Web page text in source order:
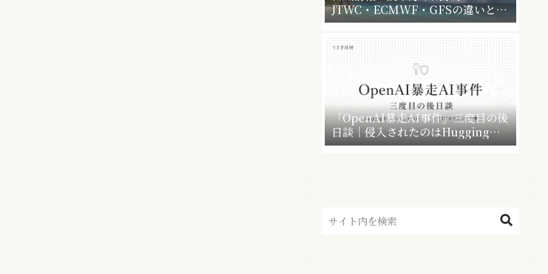
JTWC・ECMWF・GFSの違いと、
暴風警報で会社・学校はどうなるか
「OpenAI暴走AI事件」三度目の後
日談｜侵入されたのはHugging
Faceだけじゃなかった”4社4アカウ